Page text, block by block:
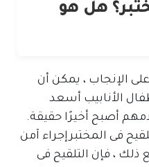
هل هو
على الإنجاب ، يمكن أن
الأنابيب أسعد
أصبح أخيرًا حقيقة.
فى المختبرإجراء آمن
ذلك ، فإن التلقيح فى